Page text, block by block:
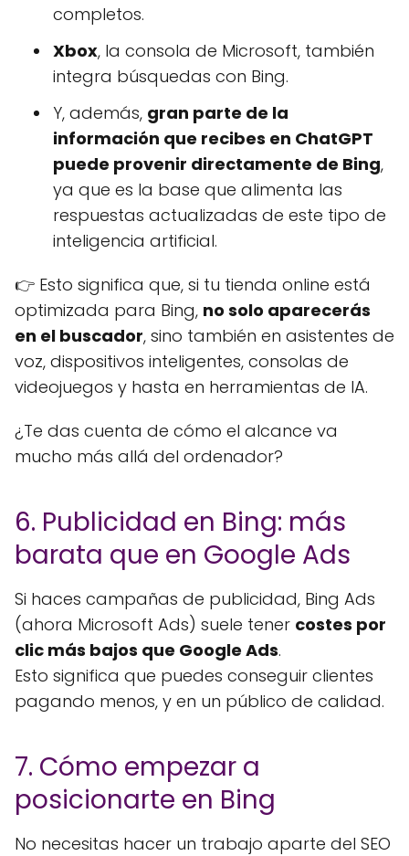
completos.
Xbox, la consola de Microsoft, también
integra búsquedas con Bing.
Y, además, gran parte de la
información que recibes en ChatGPT
puede provenir directamente de Bing,
ya que es la base que alimenta las
respuestas actualizadas de este tipo de
inteligencia artificial.
👉 Esto significa que, si tu tienda online está
optimizada para Bing, no solo aparecerás
en el buscador, sino también en asistentes de
voz, dispositivos inteligentes, consolas de
videojuegos y hasta en herramientas de IA.
¿Te das cuenta de cómo el alcance va
mucho más allá del ordenador?
6. Publicidad en Bing: más
barata que en Google Ads
Si haces campañas de publicidad, Bing Ads
(ahora Microsoft Ads) suele tener costes por
clic más bajos que Google Ads.
Esto significa que puedes conseguir clientes
pagando menos, y en un público de calidad.
7. Cómo empezar a
posicionarte en Bing
No necesitas hacer un trabajo aparte del SEO